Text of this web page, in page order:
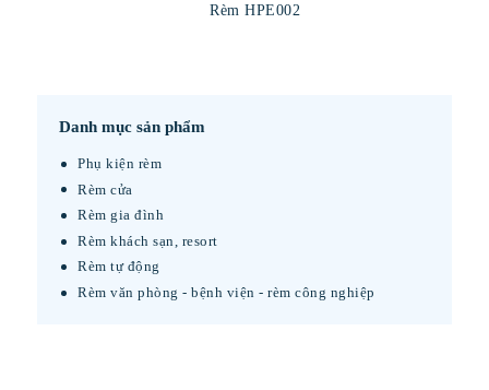
Rèm HPE002
Danh mục sản phẩm
Phụ kiện rèm
Rèm cửa
Rèm gia đình
Rèm khách sạn, resort
Rèm tự động
Rèm văn phòng - bệnh viện - rèm công nghiệp